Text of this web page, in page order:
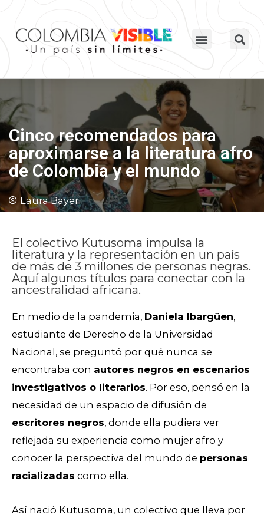
Cinco recomendados para
aproximarse a la literatura afro
de Colombia y el mundo
Laura Bayer
El colectivo Kutusoma impulsa la
literatura y la representación en un país
de más de 3 millones de personas negras.
Aquí algunos títulos para conectar con la
ancestralidad africana.
En medio de la pandemia, Daniela Ibargüen,
estudiante de Derecho de la Universidad
Nacional, se preguntó por qué nunca se
encontraba con autores negros en escenarios
investigativos o literarios. Por eso, pensó en la
necesidad de un espacio de difusión de
escritores negros, donde ella pudiera ver
reflejada su experiencia como mujer afro y
conocer la perspectiva del mundo de personas
racializadas como ella.
Así nació Kutusoma, un colectivo que lleva por